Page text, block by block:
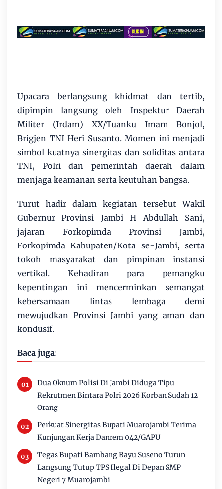
Upacara berlangsung khidmat dan tertib,
dipimpin langsung oleh Inspektur Daerah
Militer (Irdam) XX/Tuanku Imam Bonjol,
Brigjen TNI Heri Susanto. Momen ini menjadi
simbol kuatnya sinergitas dan soliditas antara
TNI, Polri dan pemerintah daerah dalam
menjaga keamanan serta keutuhan bangsa.
Turut hadir dalam kegiatan tersebut Wakil
Gubernur Provinsi Jambi H Abdullah Sani,
jajaran Forkopimda Provinsi Jambi,
Forkopimda Kabupaten/Kota se-Jambi, serta
tokoh masyarakat dan pimpinan instansi
vertikal. Kehadiran para pemangku
kepentingan ini mencerminkan semangat
kebersamaan lintas lembaga demi
mewujudkan Provinsi Jambi yang aman dan
kondusif.
Baca juga:
Dua Oknum Polisi Di Jambi Diduga Tipu
Rekrutmen Bintara Polri 2026 Korban Sudah 12
Orang
Perkuat Sinergitas Bupati Muarojambi Terima
Kunjungan Kerja Danrem 042/GAPU
Tegas Bupati Bambang Bayu Suseno Turun
Langsung Tutup TPS Ilegal Di Depan SMP
Negeri 7 Muarojambi